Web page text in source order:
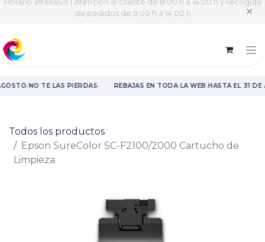
Horario intensivo | Atención al cliente de 8:00 h a 14:00 h y recogida
de pedidos de 9:00 h a 14:00 h ✕
·NO TE LAS PIERDAS· REBAJAS EN TODA LA WEB·HASTA EL 31 DE
Todos los productos
Epson SureColor SC-F2100/2000 Cartucho de
Limpieza